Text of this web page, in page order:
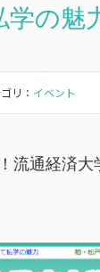
学の魅
リ： イベント
流通経済大